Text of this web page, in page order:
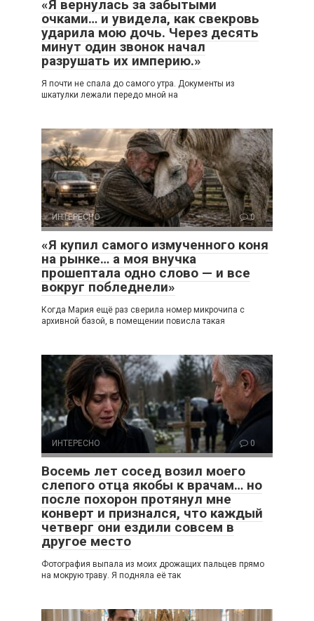
«Я вернулась за забытыми
очками… и увидела, как свекровь
ударила мою дочь. Через десять
минут один звонок начал
разрушать их империю.»
Я почти не спала до самого утра. Документы из
шкатулки лежали передо мной на
ИНТЕРЕСНО 0
«Я купил самого измученного коня
на рынке… а моя внучка
прошептала одно слово — и все
вокруг побледнели»
Когда Мария ещё раз сверила номер микрочипа с
архивной базой, в помещении повисла такая
ИНТЕРЕСНО 0
Восемь лет сосед возил моего
слепого отца якобы к врачам… но
после похорон протянул мне
конверт и признался, что каждый
четверг они ездили совсем в
другое место
Фотография выпала из моих дрожащих пальцев прямо
на мокрую траву. Я подняла её так